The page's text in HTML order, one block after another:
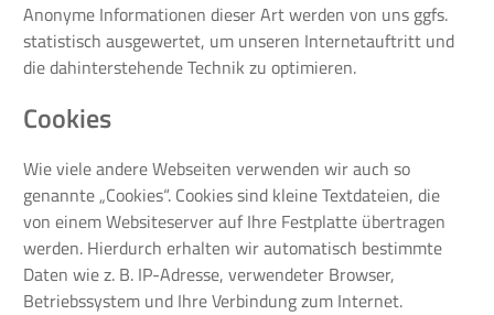
Anonyme Informationen dieser Art werden von uns ggfs.
statistisch ausgewertet, um unseren Internetauftritt und
die dahinterstehende Technik zu optimieren.
Cookies
Wie viele andere Webseiten verwenden wir auch so
genannte „Cookies“. Cookies sind kleine Textdateien, die
von einem Websiteserver auf Ihre Festplatte übertragen
werden. Hierdurch erhalten wir automatisch bestimmte
Daten wie z. B. IP-Adresse, verwendeter Browser,
Betriebssystem und Ihre Verbindung zum Internet.